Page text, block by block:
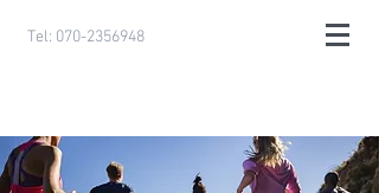
Tel: 070-2356948